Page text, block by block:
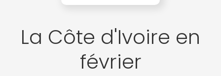
La Côte d'Ivoire en
février